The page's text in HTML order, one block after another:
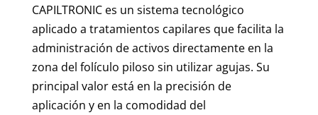
CAPILTRONIC es un sistema tecnológico
aplicado a tratamientos capilares que facilita la
administración de activos directamente en la
zona del folículo piloso sin utilizar agujas. Su
principal valor está en la precisión de
aplicación y en la comodidad del